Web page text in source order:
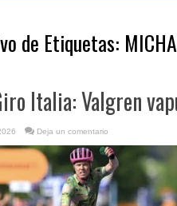
de Etiquetas:
Italia: Valgren
Deja un comentario